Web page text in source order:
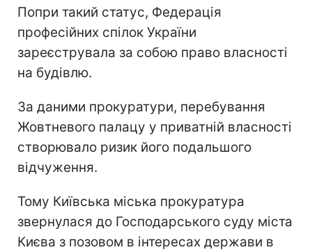
Попри такий статус, Федерація
професійних спілок України
зареєструвала за собою право власності
на будівлю.
За даними прокуратури, перебування
Жовтневого палацу у приватній власності
створювало ризик його подальшого
відчуження.
Тому Київська міська прокуратура
звернулася до Господарського суду міста
Києва з позовом в інтересах держави в